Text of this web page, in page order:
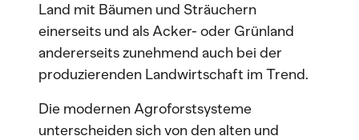
Land mit Bäumen und Sträuchern
einerseits und als Acker- oder Grünland
andererseits zunehmend auch bei der
produzierenden Landwirtschaft im Trend.
Die modernen Agroforstsysteme
unterscheiden sich von den alten und